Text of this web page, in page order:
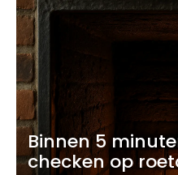
Binnen 5
checken op